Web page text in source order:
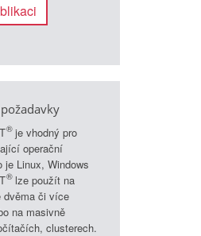
content
You can change your settings later
®je vhodný pro
operační
je Linux, Windows
®lze použít na
či více
na masivně
clusterech.